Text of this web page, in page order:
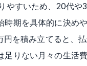
やすいため、20代
期を具体的に決め
を積み立てると、
足りない月々の生活